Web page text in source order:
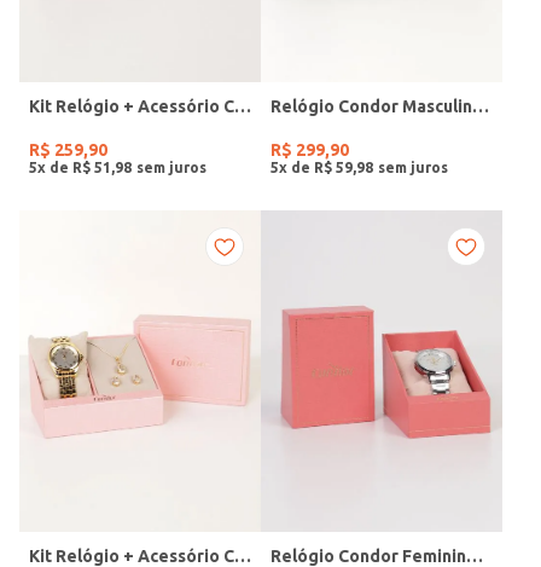
Kit Relógio + Acessório Condor Feminino DOURADO
R$ 259,90
5x de R$ 51 98
Relógio Condor Masculino PRETO
R$ 299,90
5x de R$ 59 98
Kit Relógio + Acessório Condor Feminino DOURADO Relógio Condor Feminino PRATA